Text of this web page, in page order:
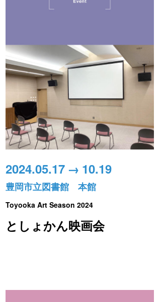
2024.05.17 → 10.19
豊岡市立図書館 本館
Toyooka Art Season 2024
としょかん映画会